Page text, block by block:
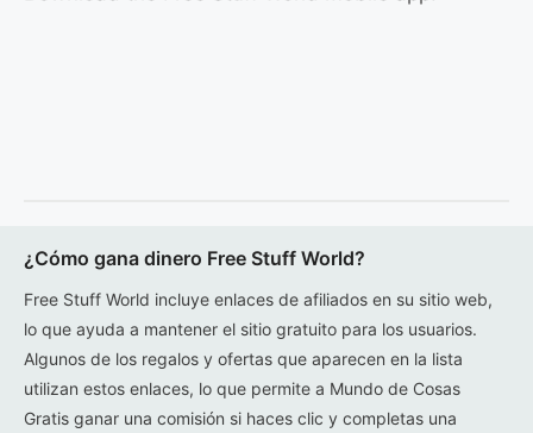
¿Cómo gana dinero Free Stuff World?
Free Stuff World incluye enlaces de afiliados en su sitio web,
lo que ayuda a mantener el sitio gratuito para los usuarios.
Algunos de los regalos y ofertas que aparecen en la lista
utilizan estos enlaces, lo que permite a Mundo de Cosas
Gratis ganar una comisión si haces clic y completas una